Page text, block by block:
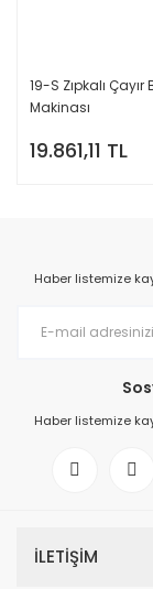
19-S Zıpkalı Çayır
Makinası
19.861,11 TL
Haber listemize
Haber listemize
İLETİŞİM